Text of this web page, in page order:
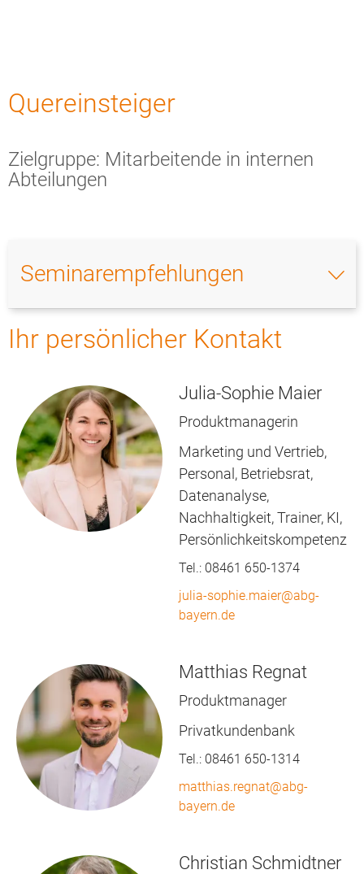
Zielgruppe:
in
internen
Quereinsteiger
Zielgruppe: Mitarbeitende in internen
Abteilungen
Seminarempfehlungen
Ihr persönlicher Kontakt
Julia-Sophie Maier
Produktmanagerin
Marketing und Vertrieb,
Personal, Betriebsrat,
Datenanalyse,
Nachhaltigkeit, Trainer, KI,
Persönlichkeitskompetenz
Tel.: 08461 650-1374
julia-sophie.maier@abg-
bayern.de
Matthias Regnat
Produktmanager
Privatkundenbank
Tel.: 08461 650-1314
matthias.regnat@abg-
bayern.de
Christian Schmidtner